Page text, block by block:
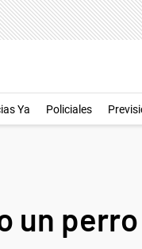
Ya Policiales
un